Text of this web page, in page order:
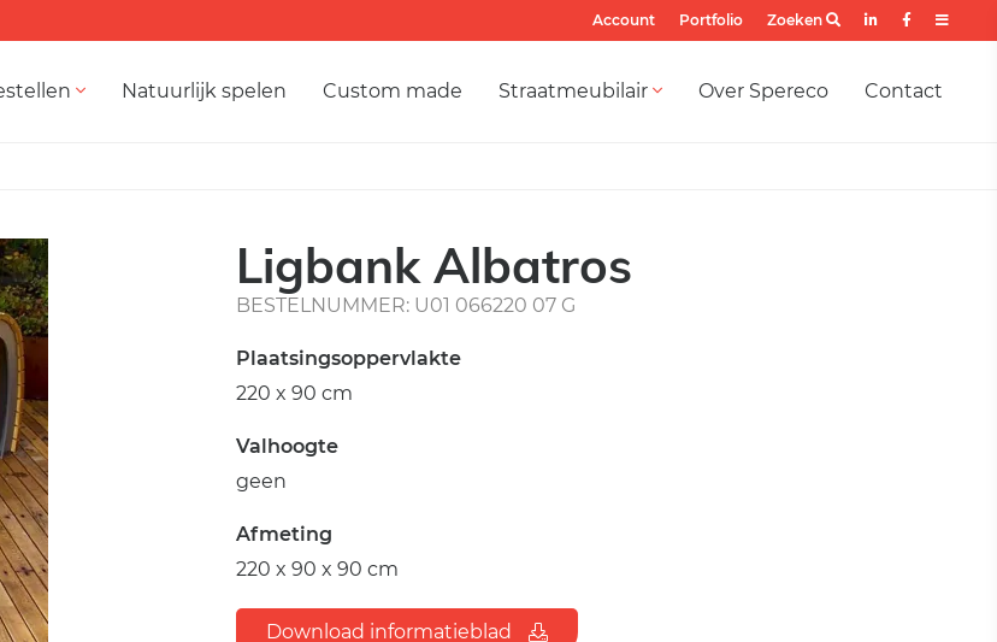
Account Portfolio Zoeken
Natuurlijk spelen Custom made Straatmeubilair Over Spereco Contact
Ligbank Albatros
BESTELNUMMER: U01 066220 07 G
Plaatsingsoppervlakte
220 x 90 cm
Valhoogte
geen
Afmeting
220 x 90 x 90 cm
Download informatieblad